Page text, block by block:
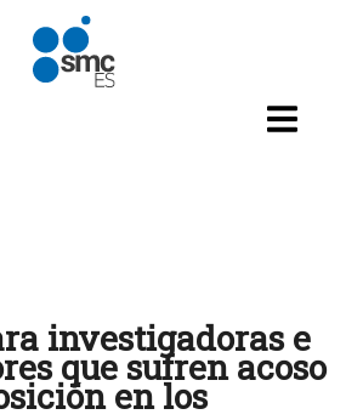
principal
investigadoras e
que sufren acoso
en los